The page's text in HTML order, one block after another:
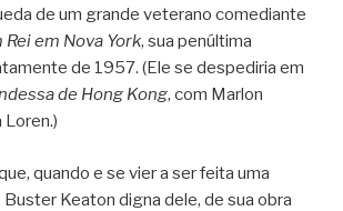
de um grande veterano comediante
Rei em Nova York, sua penúltima
de 1957. (Ele se despediria em
de Hong Kong, com Marlon
Loren.)
quando e se vier a ser feita uma
Keaton digna dele, de sua obra